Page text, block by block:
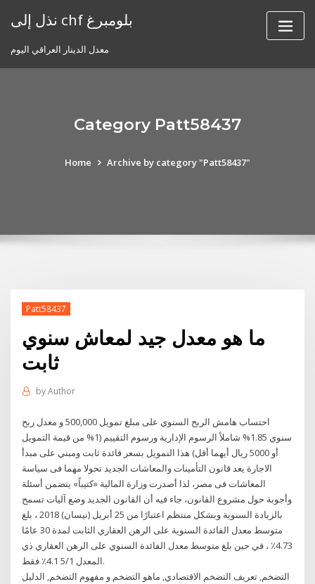
نذل إلى chf بلومبرغ
معدل الدينار العراقي اليوم
Category Patt58437
Home Archive by category "Patt58437"
Patt58437
ما هو معدل جيد لمعاش سنوي
ثابت
byAuthor
احتساب هامش الربح السنوي على مبلغ تمويل 500,000 و معدل ربح
سنوي 1.85% شاملاً الرسوم الإدارية ورسوم التقييم (1% من قيمة التمويل
أو 5000 ريال أيهما أقل) هذا النمويل بسعر فائدة ثابت ومبني على مبدأ
الاجارة يعد قانون التأمينات والمعاشات الجديد تحولا مهما فى سياسة
المعاشات فى مصر، لذا أصدرت وزارة المالية «كتيباً» يتضمن أسئلة
وأجوبة حول مشروع القانون، جاء فيه أن القانون الجديد وضع آليات تسمح
بالزيادة السنوية وبشكل منتظم اعتبارًا من 25 أبريل (نيسان) 2018 ، بلغ
متوسط معدل الفائدة السنوية على الرهن العقاري الثابت لمدة 30 عامًا
4.73٪ ، في حين بلغ متوسط معدل الفائدة السنوي على الرهن العقاري ذي
المعدل 5/1 4.1٪ فقط.
التضخم, تعريف التضخم الاقتصادي, ماهو التضخم و مفهوم التضخم, الدليل